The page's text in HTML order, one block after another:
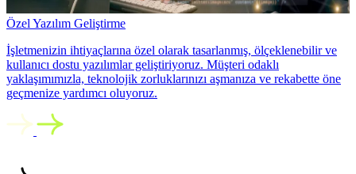
Özel Yazılım Geliştirme
İşletmenizin ihtiyaçlarına özel olarak tasarlanmış, ölçeklenebilir ve
kullanıcı dostu yazılımlar geliştiriyoruz. Müşteri odaklı
yaklaşımımızla, teknolojik zorluklarınızı aşmanıza ve rekabette öne
geçmenize yardımcı oluyoruz.